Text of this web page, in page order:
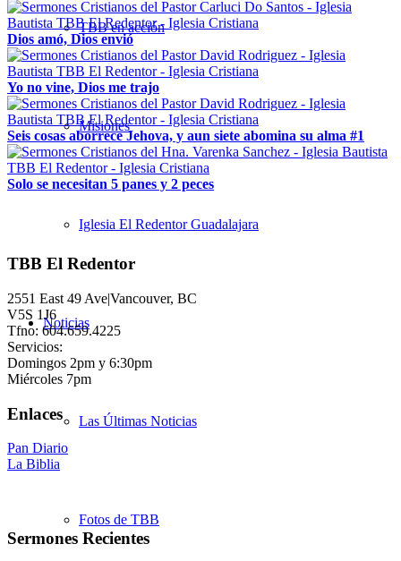
TBB en acción
Misiones
Iglesia El Redentor Guadalajara
Noticias
Las Últimas Noticias
Fotos de TBB
Dios amó, Dios envió
Yo no vine, Dios me trajo
Seis cosas aborrece Jehova, y aun siete abomina su alma #1
Solo se necesitan 5 panes y 2 peces
TBB El Redentor
2551 East 49 Ave|Vancouver, BC
V5S 1J6
Tfno: 604.659.4225
Servicios:
Domingos 2pm y 6:30pm
Miércoles 7pm
Enlaces
Pan Diario
La Biblia
Sermones Recientes